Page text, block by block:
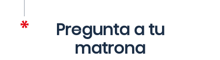
Pregunta a tu
matrona